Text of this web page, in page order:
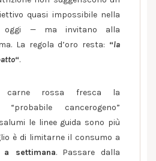
quasi impossibile nella
oggi — ma invitano alla
La regola d’oro resta: “la
“.
rossa fresca la
cancerogeno”
le linee guida sono più
è di limitarne il consumo a
settimana. Passare dalla